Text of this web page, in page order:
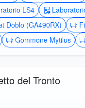
LS4
Doblo (GA490RX)
Gommone Mytilus
del Tronto